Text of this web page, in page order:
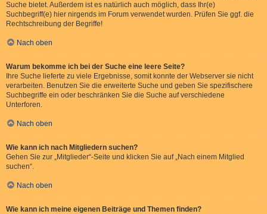
Suche bietet. Außerdem ist es natürlich auch möglich, dass Ihr(e)
Suchbegriff(e) hier nirgends im Forum verwendet wurden. Prüfen Sie ggf. die
Rechtschreibung der Begriffe!
Nach oben
Warum bekomme ich bei der Suche eine leere Seite?
Ihre Suche lieferte zu viele Ergebnisse, somit konnte der Webserver sie nicht
verarbeiten. Benutzen Sie die erweiterte Suche und geben Sie spezifischere
Suchbegriffe ein oder beschränken Sie die Suche auf verschiedene
Unterforen.
Nach oben
Wie kann ich nach Mitgliedern suchen?
Gehen Sie zur „Mitglieder“-Seite und klicken Sie auf „Nach einem Mitglied
suchen“.
Nach oben
Wie kann ich meine eigenen Beiträge und Themen finden?